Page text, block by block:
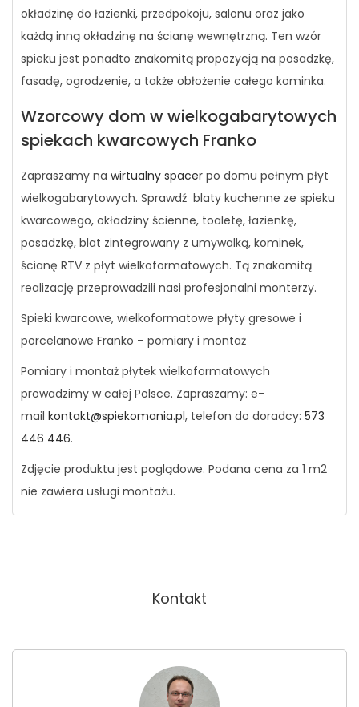
okładzinę do łazienki, przedpokoju, salonu oraz jako
każdą inną okładzinę na ścianę wewnętrzną. Ten wzór
spieku jest ponadto znakomitą propozycją na posadzkę,
fasadę, ogrodzenie, a także obłożenie całego kominka.
Wzorcowy dom w wielkogabarytowych
spiekach kwarcowych Franko
Zapraszamy na wirtualny spacer po domu pełnym płyt
wielkogabarytowych. Sprawdź blaty kuchenne ze spieku
kwarcowego, okładziny ścienne, toaletę, łazienkę,
posadzkę, blat zintegrowany z umywalką, kominek,
ścianę RTV z płyt wielkoformatowych. Tą znakomitą
realizację przeprowadzili nasi profesjonalni monterzy.
Spieki kwarcowe, wielkoformatowe płyty gresowe i
porcelanowe Franko – pomiary i montaż
Pomiary i montaż płytek wielkoformatowych
prowadzimy w całej Polsce. Zapraszamy: e-
mail kontakt@spiekomania.pl, telefon do doradcy: 573
446 446.
Zdjęcie produktu jest poglądowe. Podana cena za 1 m2
nie zawiera usługi montażu.
Kontakt